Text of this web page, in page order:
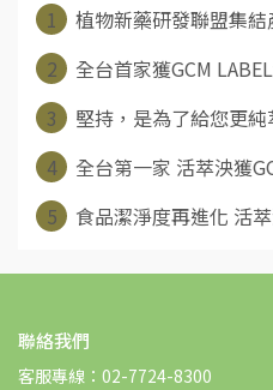
1
植物新藥研發聯盟集
2
全台首家獲GCM
3
堅持，是為了給您更
4
全台第一家 活萃泱獲
5
食品潔淨度再進化 活
聯絡我們
客服專線：02-7724-8300